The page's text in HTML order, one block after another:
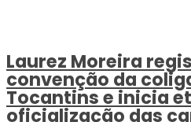
Laurez Moreira
convenção da
Tocantins e inicia
oficialização das